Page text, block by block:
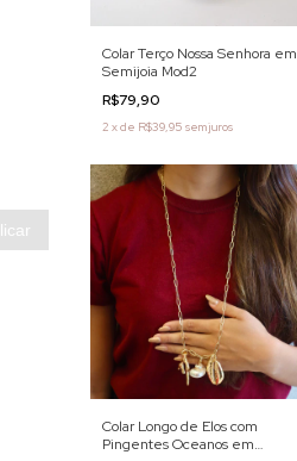
Colar Terço Nossa Senhora em
Semijoia Mod2
R$79,90
2 xde R$39,95 sem juros
Colar Longo de Elos com
Pingentes Oceanos em